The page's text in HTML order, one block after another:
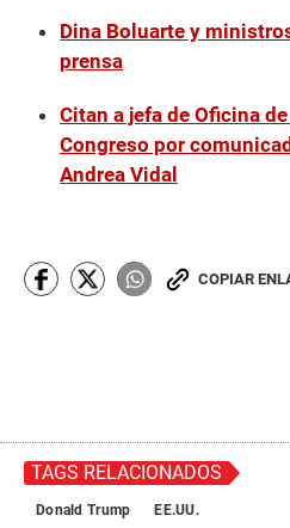
Dina Boluarte y
prensa
Citan a jefa de Oficina
Congreso por
Andrea Vidal
COPIAR
TAGS RELACIONADOS
Donald Trump EE.UU.